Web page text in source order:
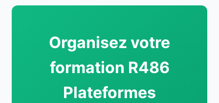
Organisez votre
formation R486
Plateformes